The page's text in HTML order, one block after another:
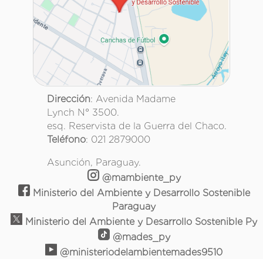
Dirección: Avenida Madame
Lynch N° 3500.
esq. Reservista de la Guerra del Chaco.
Teléfono: 021 2879000
Asunción, Paraguay.
@mambiente_py
Ministerio del Ambiente y Desarrollo Sostenible
Paraguay
Ministerio del Ambiente y Desarrollo Sostenible Py
@mades_py
@ministeriodelambientemades9510